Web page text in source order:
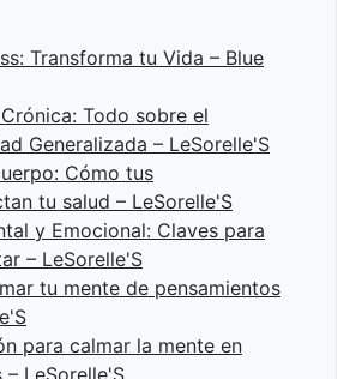
Transforma tu Vida – Blue
Todo sobre el
Generalizada – LeSorelle'S
Cómo tus
tu salud – LeSorelle'S
y Emocional: Claves para
– LeSorelle'S
tu mente de pensamientos
para calmar la mente en